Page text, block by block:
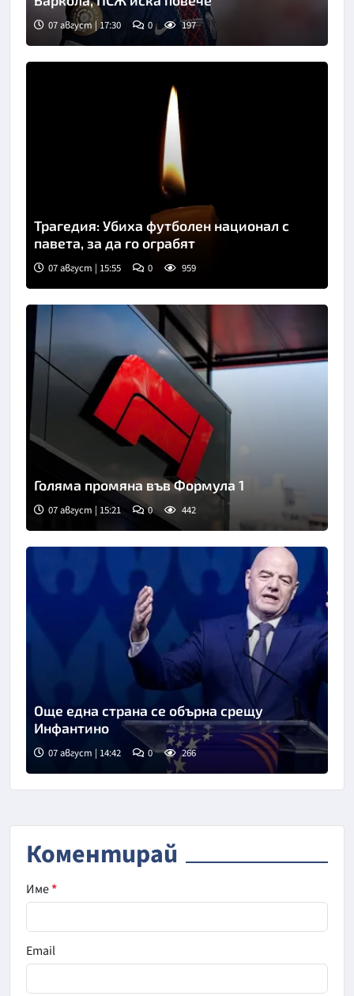
07 август | 17:30 0 197
Трагедия: Убиха футболен национал с
павета, за да го ограбят
07 август | 15:55 0 959
Голяма промяна във Формула 1
07 август | 15:21 0 442
Още една страна се обърна срещу
Инфантино
07 август | 14:42 0 266
Коментирай
Име*
Email